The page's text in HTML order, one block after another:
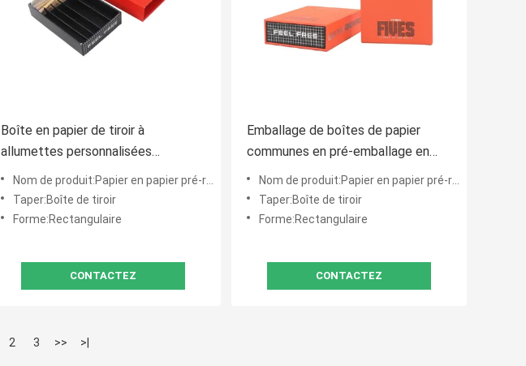
Boîte en papier de tiroir à
allumettes personnalisées
résistante aux enfants pour 5
paquets de mini-pré-rolls
Nom de produit:Papier en papier pré-roulant résistant aux enfants
Taper:Boîte de tiroir
Forme:Rectangulaire
CONTACTEZ
Emballage de boîtes de papier
communes en pré-emballage en
relief avec compartiment à
allumettes
Nom de produit:Papier en papier pré-roulant résistant aux enfants
Taper:Boîte de tiroir
Forme:Rectangulaire
CONTACTEZ
2 3 >> >|